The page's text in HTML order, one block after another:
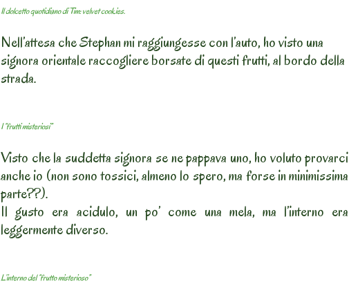
Il dolcetto quotidiano di Tim: velvet cookies.
Nell’attesa che Stephan mi raggiungesse con l’auto, ho visto una
signora orientale raccogliere borsate di questi frutti, al bordo della
strada.
I “frutti misteriosi”
Visto che la suddetta signora se ne pappava uno, ho voluto provarci
anche io (non sono tossici, almeno lo spero, ma forse in minimissima
parte??).
Il gusto era acidulo, un po’ come una mela, ma l’interno era
leggermente diverso.
L’interno del “frutto misterioso”